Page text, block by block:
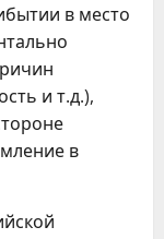
в место
и т.д.),
в